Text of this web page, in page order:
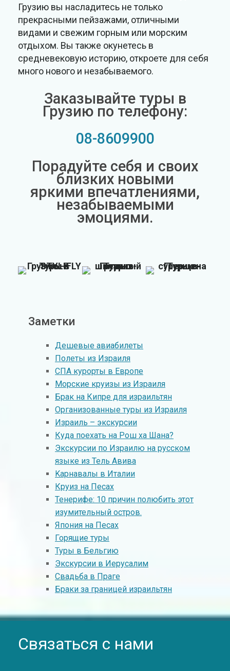
Грузию вы насладитесь не только
прекрасными пейзажами, отличными
видами и свежим горным или морским
отдыхом. Вы также окунетесь в
средневековую историю, откроете для себя
много нового и незабываемого.
Заказывайте туры в
Грузию по телефону:
08-8609900
Порадуйте себя и своих
близких новыми
яркими впечатлениями,
незабываемыми
эмоциями.
Заметки
Дешевые авиабилеты
Полеты из Израиля
СПА курорты в Европе
Морские круизы из Израиля
Брак на Кипре для израильтян
Организованные туры из Израиля
Израиль – экскурсии
Куда поехать на Рош ха Шана?
Экскурсии по Израилю на русском
языке из Тель Авива
Kарнавалы в Италии
Круиз на Песах
Тенерифе: 10 причин полюбить этот
изумительный остров.
Япония на Песах
Горящие туры
Туры в Бельгию
Экскурсии в Иерусалим
Свадьба в Праге
Браки за границей израильтян
Связаться с нами